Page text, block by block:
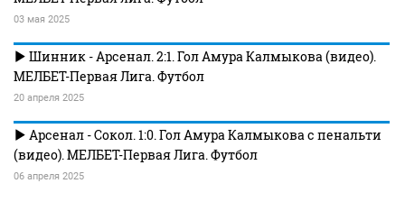
03 мая 2025
Шинник - Арсенал. 2:1. Гол Амура Калмыкова (видео).
МЕЛБЕТ-Первая Лига. Футбол
20 апреля 2025
Арсенал - Сокол. 1:0. Гол Амура Калмыкова с пенальти
(видео). МЕЛБЕТ-Первая Лига. Футбол
06 апреля 2025